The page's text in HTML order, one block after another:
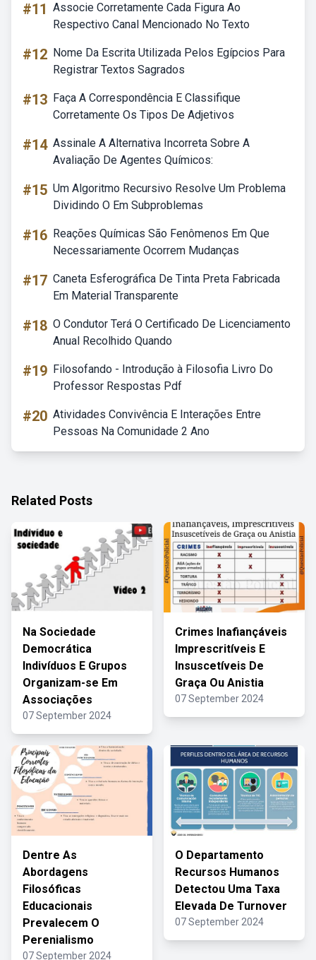
#11 Associe Corretamente Cada Figura Ao
Respectivo Canal Mencionado No Texto
#12 Nome Da Escrita Utilizada Pelos Egípcios Para
Registrar Textos Sagrados
#13 Faça A Correspondência E Classifique
Corretamente Os Tipos De Adjetivos
#14 Assinale A Alternativa Incorreta Sobre A
Avaliação De Agentes Químicos:
#15 Um Algoritmo Recursivo Resolve Um Problema
Dividindo O Em Subproblemas
#16 Reações Químicas São Fenômenos Em Que
Necessariamente Ocorrem Mudanças
#17 Caneta Esferográfica De Tinta Preta Fabricada
Em Material Transparente
#18 O Condutor Terá O Certificado De Licenciamento
Anual Recolhido Quando
#19 Filosofando - Introdução à Filosofia Livro Do
Professor Respostas Pdf
#20 Atividades Convivência E Interações Entre
Pessoas Na Comunidade 2 Ano
Related Posts
Na Sociedade
Democrática
Indivíduos E Grupos
Organizam-se Em
Associações
07 September 2024
Crimes Inafiançáveis
Imprescritíveis E
Insuscetíveis De
Graça Ou Anistia
07 September 2024
Dentre As
Abordagens
Filosóficas
Educacionais
Prevalecem O
Perenialismo
07 September 2024
O Departamento
Recursos Humanos
Detectou Uma Taxa
Elevada De Turnover
07 September 2024